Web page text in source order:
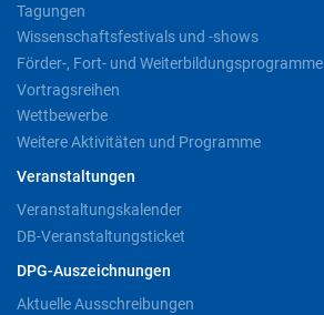
Tagungen
Wissenschaftsfestivals und -shows
Förder-, Fort- und Weiterbildungsprogramme
Vortragsreihen
Wettbewerbe
Weitere Aktivitäten und Programme
Veranstaltungen
Veranstaltungskalender
DB-Veranstaltungsticket
DPG-Auszeichnungen
Aktuelle Ausschreibungen